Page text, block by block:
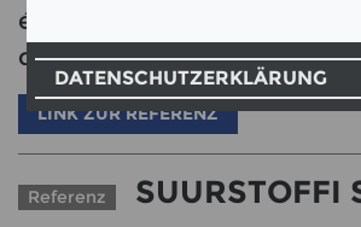
DATENSCHUTZERKLÄRUNG
éléments en porte-à-faux et
décalages variables
LINK ZUR REFERENZ
Referenz SUURSTOFFI